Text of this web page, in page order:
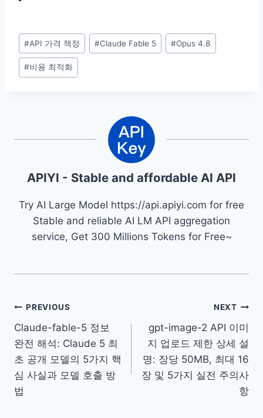
Post
Tags:
#API 가격 책정 #Claude Fable 5 #Opus 4.8
#비용 최적화
APIYI - Stable and affordable AI API
Try AI Large Model https://api.apiyi.com for free
Stable and reliable AI LM API aggregation
service, Get 300 Millions Tokens for Free~
글
탐
색
PREVIOUS
Claude-fable-5 정보
완전 해석: Claude 5 최
초 공개 모델의 5가지 핵
심 사실과 모델 호출 방
법
NEXT
gpt-image-2 API 이미
지 업로드 제한 상세 설
명: 장당 50MB, 최대 16
장 및 5가지 실전 주의사
항